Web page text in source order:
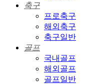
축구
프로축구
해외축구
축구일반
골프
국내골프
해외골프
골프일반